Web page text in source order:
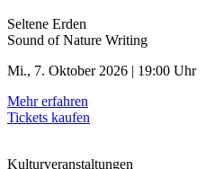
Seltene Erden
Sound of Nature Writing
Mi., 7. Oktober 2026 | 19:00 Uhr
Mehr erfahren
Tickets kaufen
Kulturveranstaltungen